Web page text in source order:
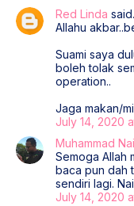
Red Linda
Allahu
Suami saya
boleh tolak
operation..
Jaga makan/
July 14, 2020
Muhammad
Semoga Allah
baca pun dah
sendiri lagi.
July 14, 2020